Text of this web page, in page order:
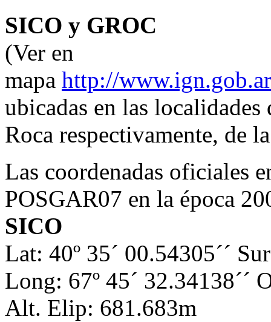
SICO y GROC
(Ver en
mapa http://
ubicadas en las
Roca respectivamente, de
Las coordenadas oficiales
POSGAR07 en la época
SICO
Lat: 40º 35´ 00.54305´´ Sur
Long: 67º 45´ 32.34138´´
Alt. Elip: 681.683m